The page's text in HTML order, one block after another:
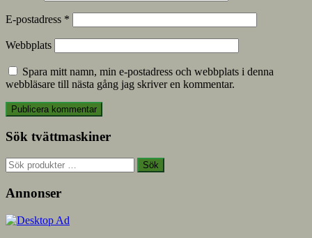
E-postadress *
Webbplats
Spara mitt namn, min e-postadress och webbplats i denna
webbläsare till nästa gång jag skriver en kommentar.
Sök tvättmaskiner
Sök
efter:
Sök
Annonser